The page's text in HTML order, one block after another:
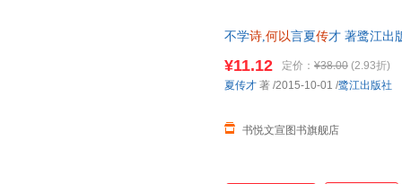
不学诗,何以言夏传才 著鹭江出
¥11.12 定价： ¥38.00 (2.93折)
书悦文宣图书旗舰店
夏传才 著 /2015-10-01 /鹭江出版社